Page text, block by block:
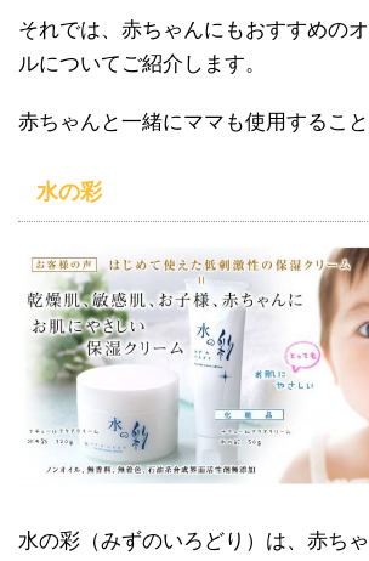
それでは、赤ちゃんにもおすすめの
ルについてご紹介します。
赤ちゃんと一緒にママも使用すること
水の彩
水の彩（みずのいろどり）は、赤ち